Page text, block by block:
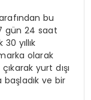
bu
gün 24 saat
yıllık
olarak
yurt dışı
başladık ve bir